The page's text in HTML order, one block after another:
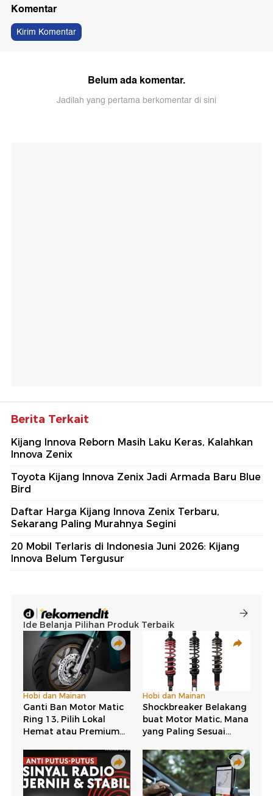
Komentar
Kirim Komentar
Belum ada komentar.
Jadilah yang pertama berkomentar di sini
Berita Terkait
Kijang Innova Reborn Masih Laku Keras, Kalahkan
Innova Zenix
Toyota Kijang Innova Zenix Jadi Armada Baru Blue
Bird
Daftar Harga Kijang Innova Zenix Terbaru,
Sekarang Paling Murahnya Segini
20 Mobil Terlaris di Indonesia Juni 2026: Kijang
Innova Belum Tergusur